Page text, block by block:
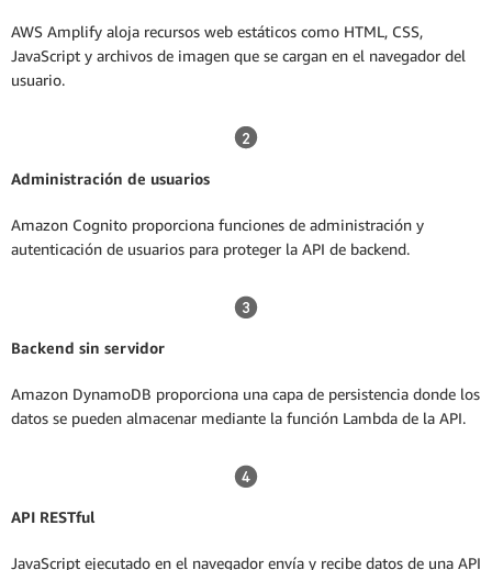
AWS Amplify aloja recursos web estáticos como HTML, CSS,
JavaScript y archivos de imagen que se cargan en el navegador del
usuario.
Administración de usuarios
Amazon Cognito proporciona funciones de administración y
autenticación de usuarios para proteger la API de backend.
Backend sin servidor
Amazon DynamoDB proporciona una capa de persistencia donde los
datos se pueden almacenar mediante la función Lambda de la API.
API RESTful
JavaScript ejecutado en el navegador envía y recibe datos de una API